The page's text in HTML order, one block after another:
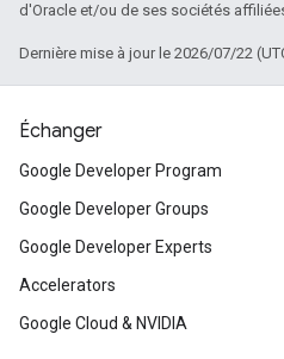
d'Oracle et/ou de ses sociétés
Dernière mise à jour le 2026/07/22
Échanger
Google Developer Program
Google Developer Groups
Google Developer Experts
Accelerators
Google Cloud & NVIDIA